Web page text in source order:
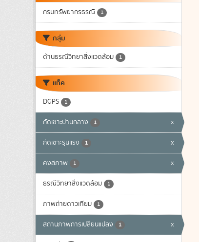
กรมทรัพยากรธรณี 1
กลุ่ม
ด้านธรณีวิทยาสิ่งแวดล้อม 1
แท็ค
DGPS 1
กัดเซาะปานกลาง 1 x
กัดเซาะรุนแรง 1 x
คงสภาพ 1 x
ธรณีวิทยาสิ่งแวดล้อม 1
ภาพถ่ายดาวเทียม 1
สถานภาพการเปลี่ยนแปลง 1 x